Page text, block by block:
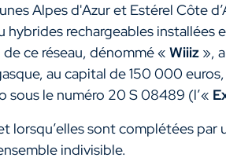
Alpes d'Azur et Estérel Côte
rechargeables installées
ce réseau, dénommé « Wiiiz »,
au capital de 150 000
sous le numéro 20 S 08489 (l’«
lorsqu’elles sont complétées
indivisible.